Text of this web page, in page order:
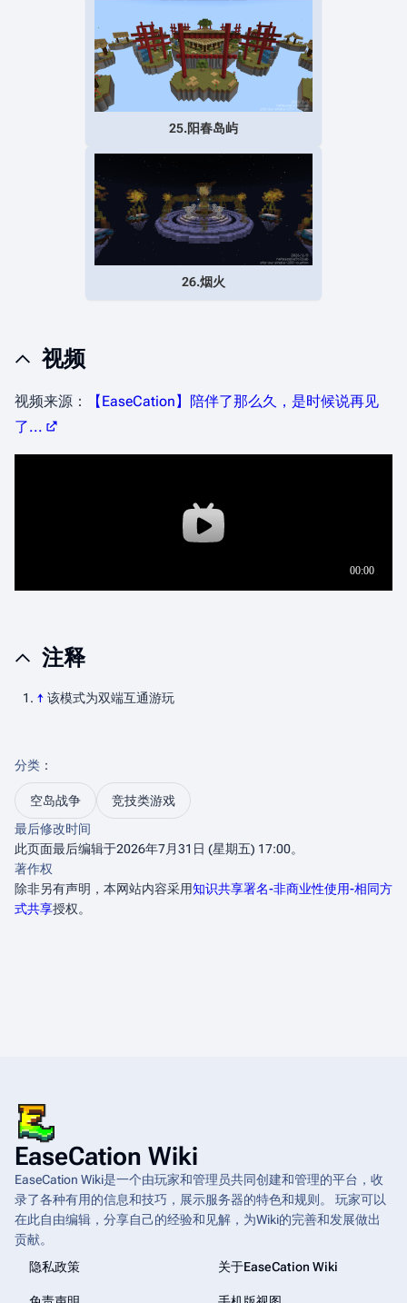
25.阳春岛屿
26.烟火
视频
视频来源：
【EaseCation】陪伴了那么久，是时候说再见
了...
注释
↑ 该模式为双端互通游玩
分类 ：​
空岛战争
竞技类游戏
最后修改时间
此页面最后编辑于2026年7月31日 (星期五) 17:00。
著作权
除非另有声明，本网站内容采用知识共享署名-非商业性使用-相同方
式共享授权。
EaseCation Wiki
EaseCation Wiki是一个由玩家和管理员共同创建和管理的平台，收
录了各种有用的信息和技巧，展示服务器的特色和规则。 玩家可以
在此自由编辑，分享自己的经验和见解，为Wiki的完善和发展做出
贡献。
隐私政策
关于EaseCation Wiki